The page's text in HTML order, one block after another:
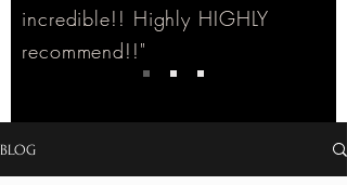
incredible!! Highly HIGHLY
recommend!!"
BLOG